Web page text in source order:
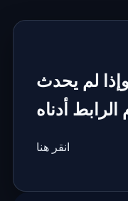
لم يحدث
أدناه
انقر هنا